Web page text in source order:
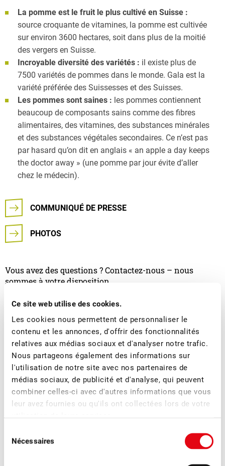
Ce site web utilise des cookies.
Les cookies nous permettent de personnaliser le
contenu et les annonces, d'offrir des fonctionnalités
relatives aux médias sociaux et d'analyser notre trafic.
Nous partageons également des informations sur
l'utilisation de notre site avec nos partenaires de
médias sociaux, de publicité et d'analyse, qui peuvent
combiner celles-ci avec d'autres informations que vous
leur avez fournies ou qu'ils ont collectées lors de votre
Nécessaires
La pomme est le fruit le plus cultivé en Suisse :
source croquante de vitamines, la pomme est cultivée
sur environ 3600 hectares, soit dans plus de la moitié
des vergers en Suisse.
Incroyable diversité des variétés : il existe plus de
7500 variétés de pommes dans le monde. Gala est la
variété préférée des Suissesses et des Suisses.
Les pommes sont saines : les pommes contiennent
beaucoup de composants sains comme des fibres
alimentaires, des vitamines, des substances minérales
et des substances végétales secondaires. Ce n’est pas
par hasard qu’on dit en anglais « an apple a day keeps
the doctor away » (une pomme par jour évite d’aller
chez le médecin).
COMMUNIQUÉ DE PRESSE
PHOTOS
Vous avez des questions ? Contactez-nous – nous
sommes à votre disposition.
Chantale Meyer
Responsable du département